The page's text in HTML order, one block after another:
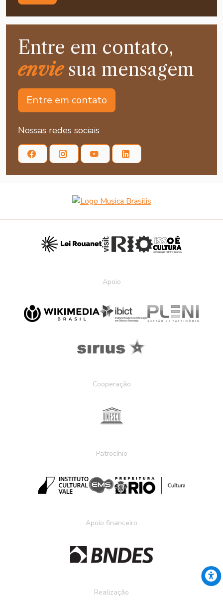
Entre em contato,
enviesua mensagem
Entre em contato
Nossas redes sociais
Apoio
Cooperação
Patrocínio
Apoio financeiro
Realização